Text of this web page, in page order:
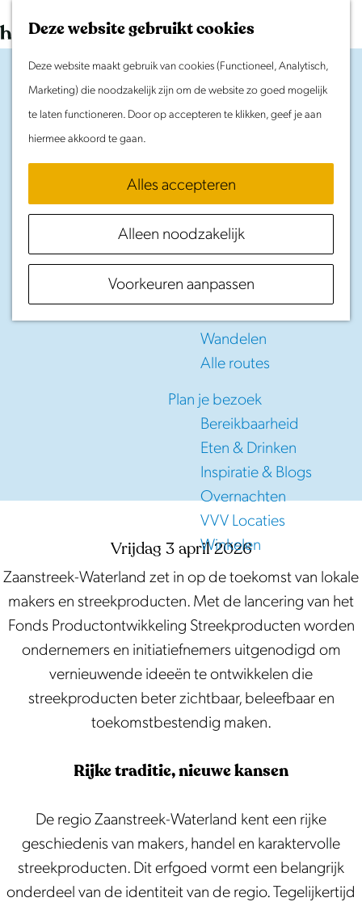
Deze website gebruikt cookies
Deze website maakt gebruik van cookies (Functioneel, Analytisch,
Marketing) die noodzakelijk zijn om de website zo goed mogelijk
te laten functioneren. Door op accepteren te klikken, geef je aan
hiermee akkoord te gaan.
Alles accepteren
Alleen noodzakelijk
Voorkeuren aanpassen
G
a
K
a
r
t
Z
e
k
e
n
e
n
u
Dit weekend
Doen & Beleven
Zomer in Laag Holland
Samen eropuit
Rust & Stilte
Activiteiten
Routes
Fietsen
Wandelen
Alle routes
Plan je bezoek
Bereikbaarheid
Eten & Drinken
Inspiratie & Blogs
Overnachten
VVV Locaties
Winkelen
Fonds
Streekproducten
2026
Vrijdag 3 april 2026
Zaanstreek-Waterland zet in op de toekomst van lokale
makers en streekproducten. Met de lancering van het
Fonds Productontwikkeling Streekproducten worden
ondernemers en initiatiefnemers uitgenodigd om
vernieuwende ideeën te ontwikkelen die
streekproducten beter zichtbaar, beleefbaar en
toekomstbestendig maken.
Rijke traditie, nieuwe kansen
De regio Zaanstreek-Waterland kent een rijke
geschiedenis van makers, handel en karaktervolle
streekproducten. Dit erfgoed vormt een belangrijk
onderdeel van de identiteit van de regio. Tegelijkertijd